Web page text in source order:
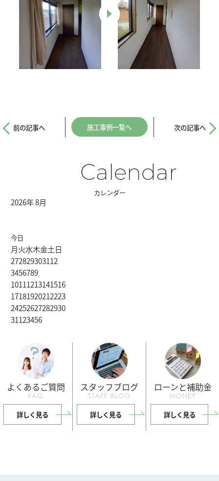
前の記事へ 施工事例一覧へ 次の記事へ
Calendar
カレンダー
2026年 8月
今日
月火水木金土日
272829303112
3456789
10111213141516
17181920212223
24252627282930
31123456
よくあるご質問
FAQ
詳しく見る
スタッフブログ
STAFF BLOG
詳しく見る
ローンと補助金
MONEY
詳しく見る